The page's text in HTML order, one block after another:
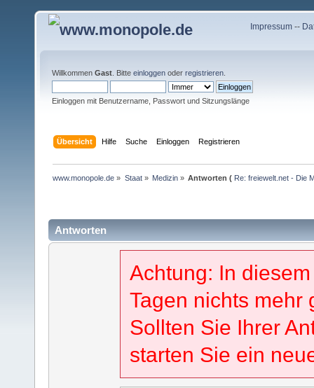
Impressum--
Willkommen Gast . Bitte einloggen oder registrieren
Einloggen mit Benutzername, Passwort und Sitzungslänge
Übersicht Hilfe Suche Einloggen Registrieren
www.monopole.de » Staat» Medizin» Antworten ( Re: freiewelt.net - Die
Antworten
Achtung: In
Tagen nichts mehr
Sollten Sie Ihrer
starten Sie ein